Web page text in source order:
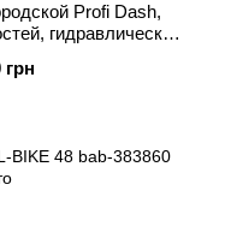
Profi Dash,
гидравлический
грн